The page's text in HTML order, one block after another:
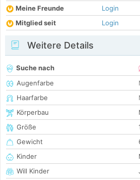
Meine Freunde
Login
Mitglied seit
Login
Weitere Details
Suche nach
Augenfarbe
Haarfarbe
Körperbau
Größe
Gewicht
Kinder
Will Kinder